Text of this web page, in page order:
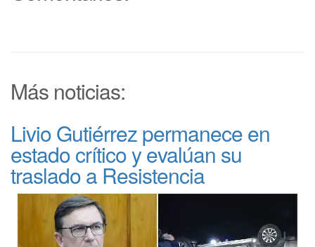
Más noticias:
Livio Gutiérrez permanece en
estado crítico y evalúan su
traslado a Resistencia